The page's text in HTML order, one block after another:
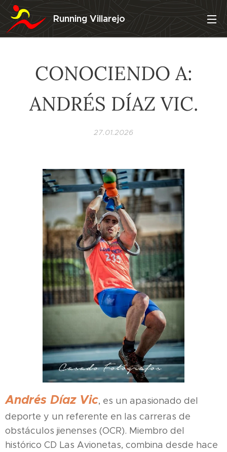
Running Villarejo
CONOCIENDO A:
ANDRÉS DÍAZ VIC.
27.01.2026
Andrés Díaz Vic, es un apasionado del
deporte y un referente en las carreras de
obstáculos jienenses (OCR). Miembro del
histórico CD Las Avionetas, combina desde hace